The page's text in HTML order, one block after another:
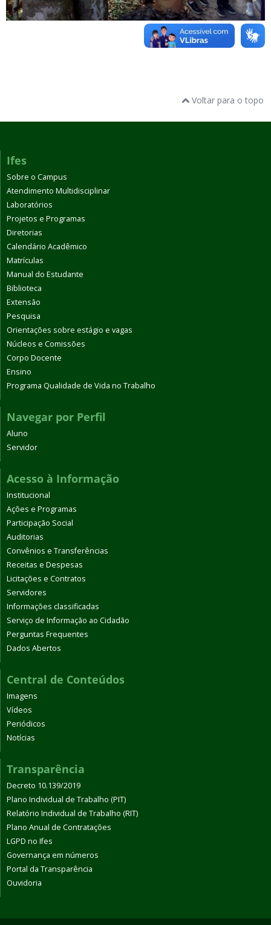
Voltar para o topo
Ifes
Sobre o Campus
Atendimento Multidisciplinar
Laboratórios
Projetos e Programas
Diretorias
Calendário Acadêmico
Matrículas
Manual do Estudante
Biblioteca
Extensão
Pesquisa
Orientações sobre estágio e vagas
Núcleos e Comissões
Corpo Docente
Ensino
Programa Qualidade de Vida no Trabalho
Navegar por Perfil
Aluno
Servidor
Acesso à Informação
Institucional
Ações e Programas
Participação Social
Auditorias
Convênios e Transferências
Receitas e Despesas
Licitações e Contratos
Servidores
Informações classificadas
Serviço de Informação ao Cidadão
Perguntas Frequentes
Dados Abertos
Central de Conteúdos
Imagens
Vídeos
Periódicos
Notícias
Transparência
Decreto 10.139/2019
Plano Individual de Trabalho (PIT)
Relatório Individual de Trabalho (RIT)
Plano Anual de Contratações
LGPD no Ifes
Governança em números
Portal da Transparência
Ouvidoria